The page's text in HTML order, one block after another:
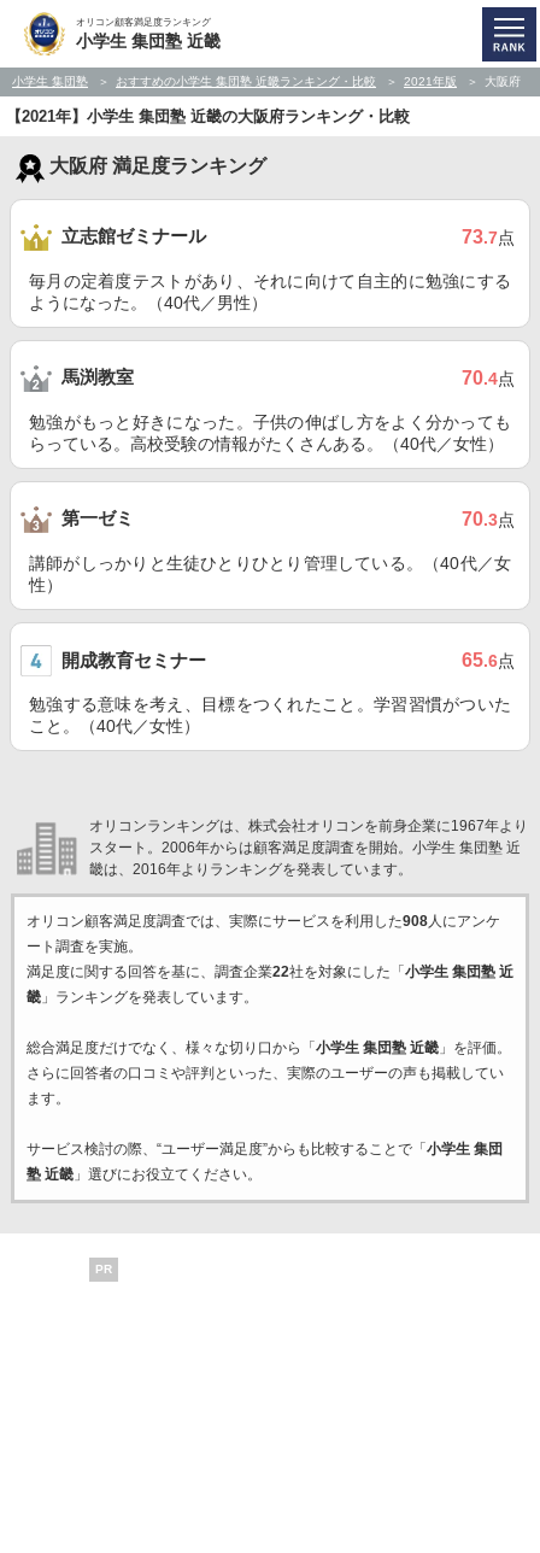
オリコン顧客満足度ランキング
小学生 集団塾 近畿
小学生 集団塾 おすすめの小学生 集団塾 近畿ランキング・比較 2021年版 大阪府
【2021年】小学生 集団塾 近畿の大阪府ランキング・比較
大阪府 満足度ランキング
立志館ゼミナール 73.7点
毎月の定着度テストがあり、それに向けて自主的に勉強にする
ようになった。（40代／男性）
馬渕教室 70.4点
勉強がもっと好きになった。子供の伸ばし方をよく分かっても
らっている。高校受験の情報がたくさんある。（40代／女性）
第一ゼミ 70.3点
講師がしっかりと生徒ひとりひとり管理している。（40代／女
性）
開成教育セミナー 65.6点
勉強する意味を考え、目標をつくれたこと。学習習慣がついた
こと。（40代／女性）
オリコンランキングは、株式会社オリコンを前身企業に1967年より
スタート。2006年からは顧客満足度調査を開始。小学生 集団塾 近
畿は、2016年よりランキングを発表しています。
オリコン顧客満足度調査では、実際にサービスを利用した908人にアンケ
ート調査を実施。
満足度に関する回答を基に、調査企業22社を対象にした「 小学生 集団塾 近
畿」ランキングを発表しています。
総合満足度だけでなく、様々な切り口から「 小学生 集団塾 近畿」を評価。
さらに回答者の口コミや評判といった、実際のユーザーの声も掲載してい
ます。
サービス検討の際、“ユーザー満足度”からも比較することで「 小学生 集団
塾 近畿」選びにお役立てください。
PR